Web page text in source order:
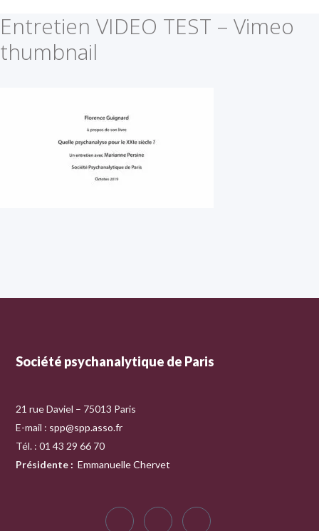
Entretien VIDEO TEST – Vimeo
thumbnail
Société psychanalytique de Paris
21 rue Daviel – 75013 Paris
E-mail : spp@spp.asso.fr
Tél. : 01 43 29 66 70
Présidente : Emmanuelle Chervet